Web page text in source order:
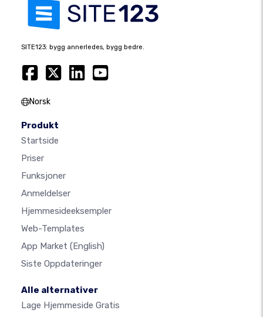
SITE123: bygg annerledes, bygg bedre.
Norsk
Produkt
Startside
Priser
Funksjoner
Anmeldelser
Hjemmesideeksempler
Web-Templates
App Market (English)
Siste Oppdateringer
Alle alternativer
Lage Hjemmeside Gratis